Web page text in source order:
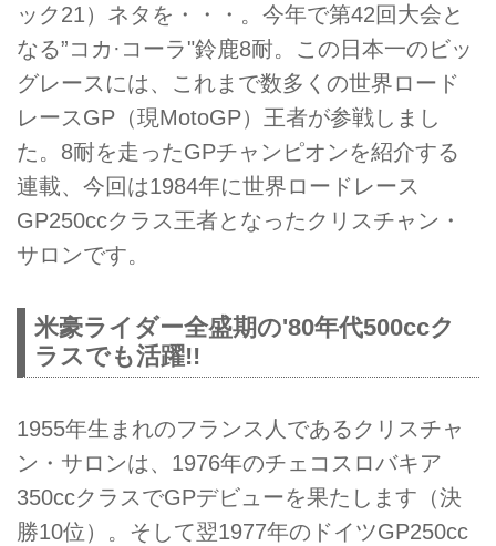
ック21）ネタを・・・。今年で第42回大会と
なる”コカ·コーラ"鈴鹿8耐。この日本一のビッ
グレースには、これまで数多くの世界ロード
レースGP（現MotoGP）王者が参戦しまし
た。8耐を走ったGPチャンピオンを紹介する
連載、今回は1984年に世界ロードレース
GP250ccクラス王者となったクリスチャン・
サロンです。
米豪ライダー全盛期の'80年代500ccク
ラスでも活躍!!
1955年生まれのフランス人であるクリスチャ
ン・サロンは、1976年のチェコスロバキア
350ccクラスでGPデビューを果たします（決
勝10位）。そして翌1977年のドイツGP250cc